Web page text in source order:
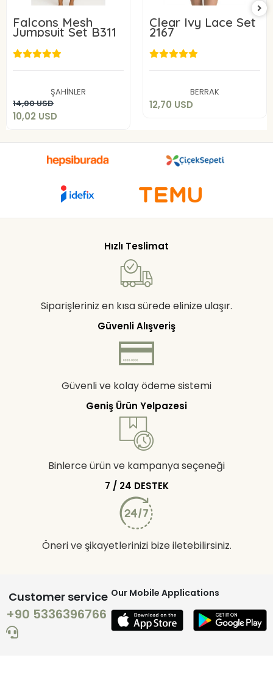
Falcons Mesh
Jumpsuit Set B311
ŞAHİNLER
14,00 USD
10,02 USD
Add to cart
Clear Ivy Lace Set
2167
BERRAK
12,70 USD
12,70 USD
Hızlı Teslimat
Siparişleriniz en kısa sürede elinize ulaşır.
Güvenli Alışveriş
Güvenli ve kolay ödeme sistemi
Geniş Ürün Yelpazesi
Binlerce ürün ve kampanya seçeneği
7 / 24 DESTEK
Öneri ve şikayetlerinizi bize iletebilirsiniz.
Customer service
+90 5336396766
Our Mobile Applications